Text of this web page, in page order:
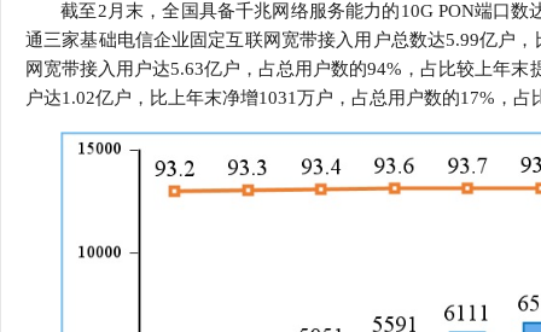
学会章程
特邀研究员
行
贸易与流
价格指数
截至2月末，全国具备千兆网络服务能力的10G PON端口
通三家基础电信企业固定互联网宽带接入用户总数达5.99亿户
网宽带接入用户达5.63亿户，占总用户数的94%，占比较上年
户达1.02亿户，比上年末净增1031万户，占总用户数的17%，